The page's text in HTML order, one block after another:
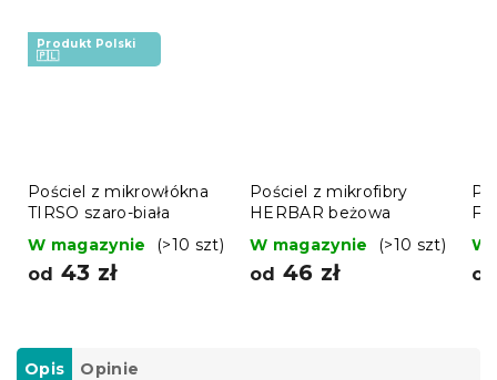
Produkt Polski
🇵🇱
Pościel z mikrowłókna
TIRSO szaro-biała
W magazynie
(>10 szt)
od 43 zł
Pościel z mikrofibry
HERBAR beżowa
W magazynie
(>10 szt)
od 46 zł
W
od
Opis Opinie